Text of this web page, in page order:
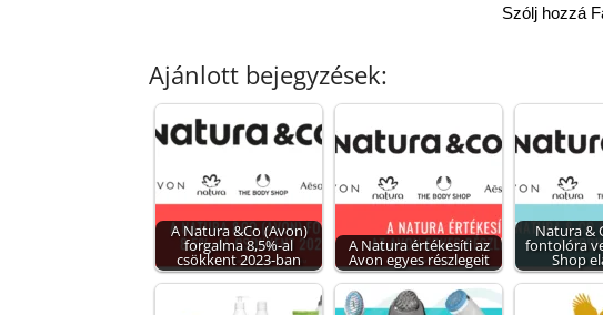
Szólj hozzá
Ajánlott bejegyzések:
A Natura &Co (Avon)
forgalma 8,5%-al
csökkent 2023-ban
A Natura értékesíti az
Avon egyes részlegeit
Natura &
fontolóra
Shop